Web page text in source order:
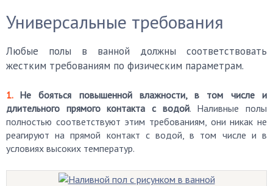
Универсальные требования
Любые полы в ванной должны соответствовать
жестким требованиям по физическим параметрам.
Не бояться повышенной влажности, в том числе и
длительного прямого контакта с водой. Наливные полы
полностью соответствуют этим требованиям, они никак не
реагируют на прямой контакт с водой, в том числе и в
условиях высоких температур.